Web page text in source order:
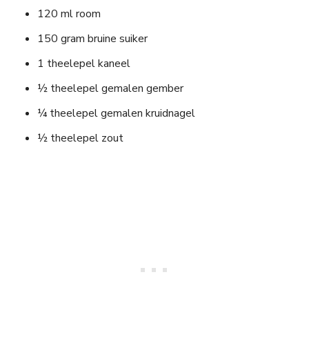
120 ml room
150 gram bruine suiker
1 theelepel kaneel
½ theelepel gemalen gember
¼ theelepel gemalen kruidnagel
½ theelepel zout